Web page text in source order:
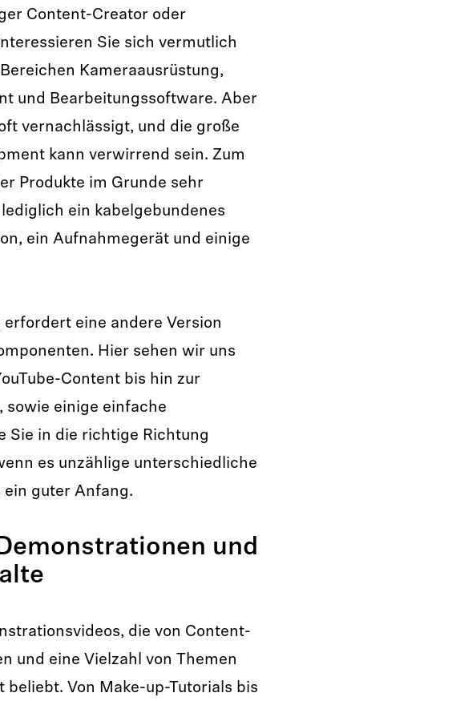
Content-Creator oder
Sie sich vermutlich
Kameraausrüstung,
und Bearbeitungssoftware. Aber
vernachlässigt, und die große
kann verwirrend sein. Zum
Produkte im Grunde sehr
ein kabelgebundenes
ein Aufnahmegerät und einige
eine andere Version
Hier sehen wir uns
Content bis hin zur
sowie einige einfache
Sie in die richtige Richtung
es unzählige unterschiedliche
ein guter Anfang.
und
die von Content-
und eine Vielzahl von Themen
beliebt. Von Make-up-Tutorials bis